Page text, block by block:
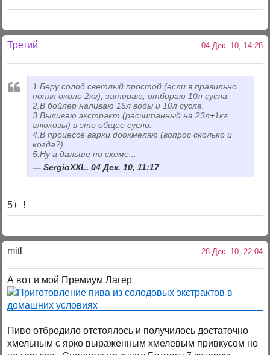
Третий 04 Дек. 10, 14:28
1.Беру солод светлый простой (если я правильно
понял около 2кг), затираю, отбираю 10л сусла.
2.В бойлер наливаю 15л воды и 10л сусла.
3.Выливаю экстракт (расчитанный на 23л+1кг
глюкозы) в это общее сусло.
4.В процессе варки доохмеляю (вопрос сколько и
когда?)
5.Ну а дальше по схеме...
SergioXXL, 04 Дек. 10, 11:17
5+ !
mitl 28 Дек. 10, 22:04
А вот и мой Премиум Лагер
Пиво отбродило отстоялось и получилось достаточно
хмельным с ярко выраженным хмелевым привкусом но